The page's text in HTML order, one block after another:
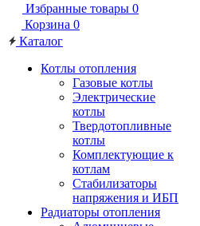
Избранные товары 0
Корзина 0
Каталог
Котлы отопления
Газовые котлы
Электрические
котлы
Твердотопливные
котлы
Комплектующие к
котлам
Стабилизаторы
напряжения и ИБП
Радиаторы отопления